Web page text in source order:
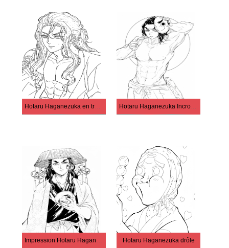
Hotaru Haganezuka en train de manger Hotaru Haganezuka Incroyable
Impression Hotaru Haganezuka Hotaru Haganezuka drôle